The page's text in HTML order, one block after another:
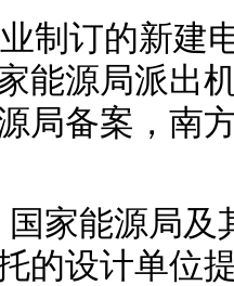
制订的新建
能源局派出
局备案，南
家能源局及
的设计单位